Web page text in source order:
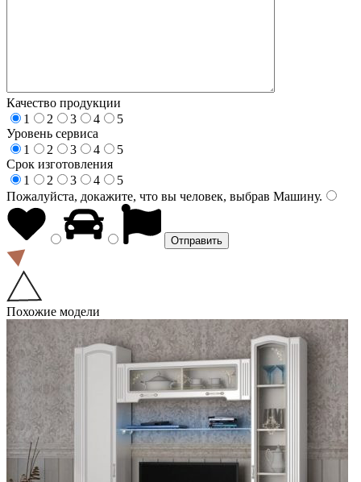
Качество продукции
1
2 3 4
5
Уровень сервиса
1
2 3 4
5
Срок изготовления
1
2 3 4
5
Пожалуйста, докажите, что вы человек, выбрав Машину.
Похожие модели